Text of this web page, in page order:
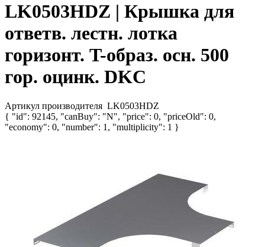
LK0503HDZ | Крышка для
ответв. лестн. лотка
горизонт. T-образ. осн. 500
гор. оцинк. DKC
Артикул производителя LK0503HDZ
{ "id": 92145, "canBuy": "N", "price": 0, "priceOld": 0,
"economy": 0, "number": 1, "multiplicity": 1 }